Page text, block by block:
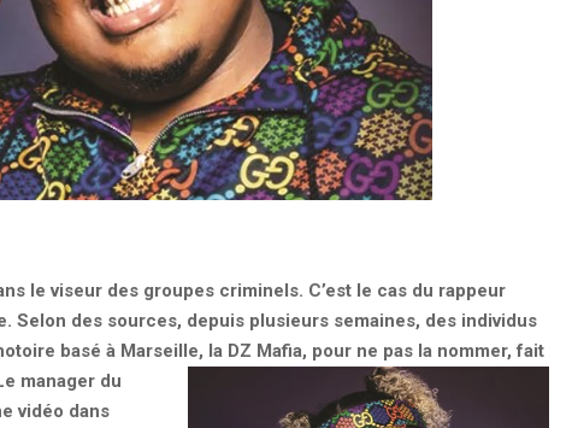
le viseur des groupes criminels. C’est le cas du rappeur
Selon des sources, depuis plusieurs semaines, des individus
basé à Marseille, la DZ Mafia, pour ne pas la nommer, fait
manager du
vidéo dans